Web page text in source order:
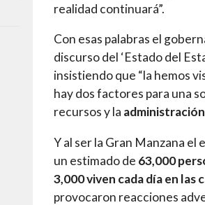
realidad continuará”.
Con esas palabras el
discurso del ‘Estado del
insistiendo que “la hemos
hay dos factores para una
recursos y la
Y al ser la Gran Manzana el
un estimado de 63,000
3,000 viven cada día en las
provocaron reacciones